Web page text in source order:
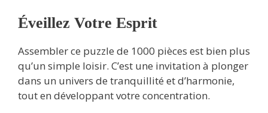
Éveillez Votre Esprit
Assembler ce puzzle de 1000 pièces est bien plus
qu’un simple loisir. C’est une invitation à plonger
dans un univers de tranquillité et d’harmonie,
tout en développant votre concentration.